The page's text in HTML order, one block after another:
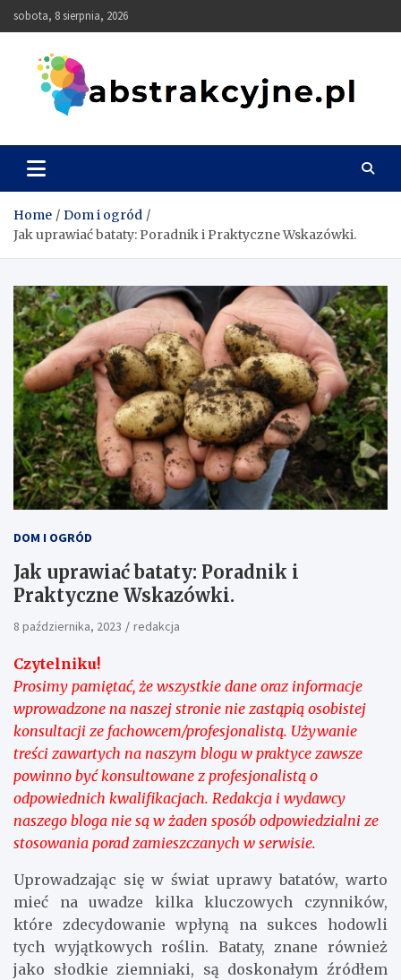
Skip
to
sobota, 8 sierpnia, 2026
Abstrakcyjne
Home
Dom i ogród
Jak uprawiać bataty: Poradnik i Praktyczne Wskazówki.
DOM I OGRÓD
Jak uprawiać bataty: Poradnik i
Praktyczne Wskazówki.
8 października, 2023 redakcja
Czytelniku!
Prosimy pamiętać, że wszystkie dane oraz informacje
wprowadzone na naszej stronie nie zastąpią osobistej
konsultacji ze fachowcem/profesjonalistą. Używanie
treści zawartych na naszym blogu w praktyce zawsze
powinno być konsultowane z profesjonalistą o
odpowiednich kwalifikacjach. Redakcja i wydawcy
naszego bloga nie są w żaden sposób odpowiedzialni ze
stosowania porad zamieszczanych w serwisie.
Uprowadzając się w świat uprawy batatów, warto
mieć na uwadze kilka kluczowych czynników,
które zdecydowanie wpłyną na sukces hodowli
tych wyjątkowych roślin. Bataty, znane również
jako słodkie ziemniaki, są doskonałym źródłem